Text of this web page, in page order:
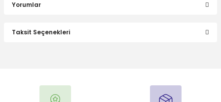
Yorumlar
Taksit Seçenekleri